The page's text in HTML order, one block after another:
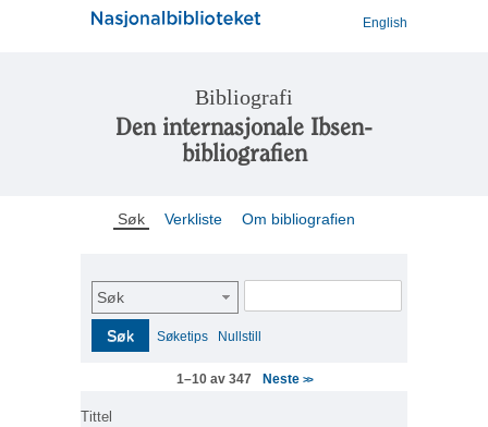
English
Bibliografi
Den internasjonale Ibsen-
bibliografien
Søk Verkliste Om bibliografien
Søk
Søk Søketips Nullstill
1–10 av 347 Neste >>
Tittel